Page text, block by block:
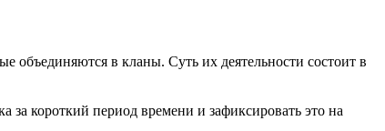
объединяются в кланы. Суть их деятельности состоит в
короткий период времени и зафиксировать это на